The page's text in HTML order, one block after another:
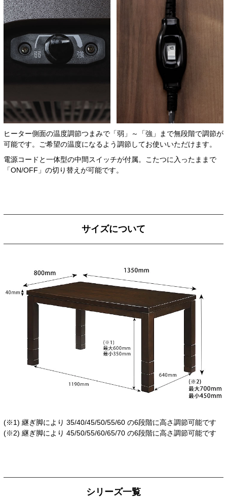
ヒーター側面の温度調節つまみで「弱」～「強」まで無段階で調節が
可能です。ご希望の温度になるよう調節してお使いいただけます。
電源コードと一体型の中間スイッチが付属。こたつに入ったままで
「ON/OFF」の切り替えが可能です。
サイズについて
(※1) 継ぎ脚により 35/40/45/50/55/60 の6段階に高さ調節可能です
(※2) 継ぎ脚により 45/50/55/60/65/70 の6段階に高さ調節可能です
シリーズ一覧